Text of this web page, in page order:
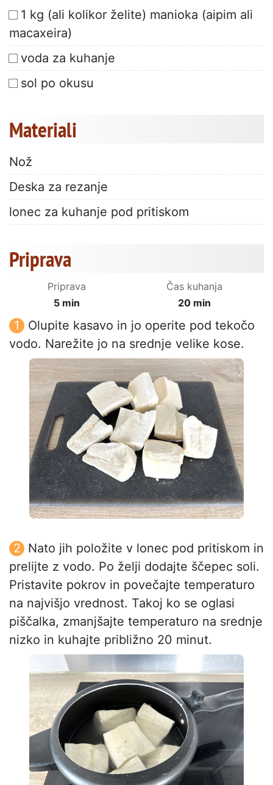
1 kg (ali kolikor želite) manioka (aipim ali
macaxeira)
voda za kuhanje
sol po okusu
Materiali
Nož
Deska za rezanje
lonec za kuhanje pod pritiskom
Priprava
Priprava
5 min
Čas kuhanja
20 min
Olupite kasavo in jo operite pod tekočo
vodo. Narežite jo na srednje velike kose.
Nato jih položite v lonec pod pritiskom in
prelijte z vodo. Po želji dodajte ščepec soli.
Pristavite pokrov in povečajte temperaturo
na najvišjo vrednost. Takoj ko se oglasi
piščalka, zmanjšajte temperaturo na srednje
nizko in kuhajte približno 20 minut.